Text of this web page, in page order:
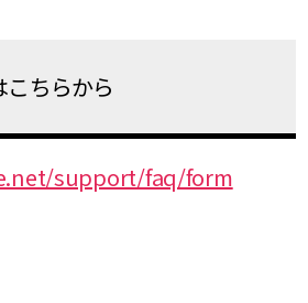
ちらから
support/faq/form